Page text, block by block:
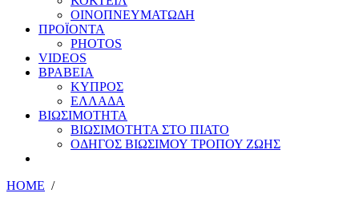
ΟΙΝΟΠΝΕΥΜΑΤΩΔΗ
ΠΡΟΪΟΝΤΑ
PHOTOS
VIDEOS
ΒΡΑΒΕΙΑ
ΚΥΠΡΟΣ
ΕΛΛΑΔΑ
ΒΙΩΣΙΜΟΤΗΤΑ
ΒΙΩΣΙΜΟΤΗΤΑ ΣΤΟ ΠΙΑΤΟ
ΟΔΗΓΟΣ ΒΙΩΣΙΜΟΥ ΤΡΟΠΟΥ ΖΩΗΣ
HOME /